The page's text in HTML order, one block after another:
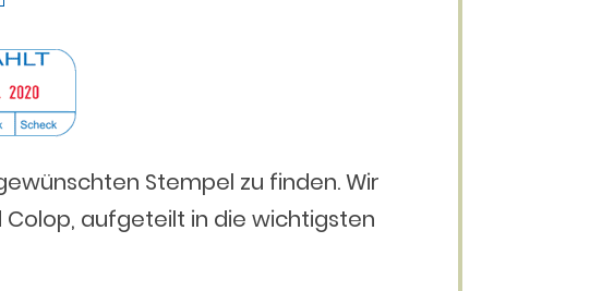
Stempel zu finden. Wir
aufgeteilt in die wichtigsten